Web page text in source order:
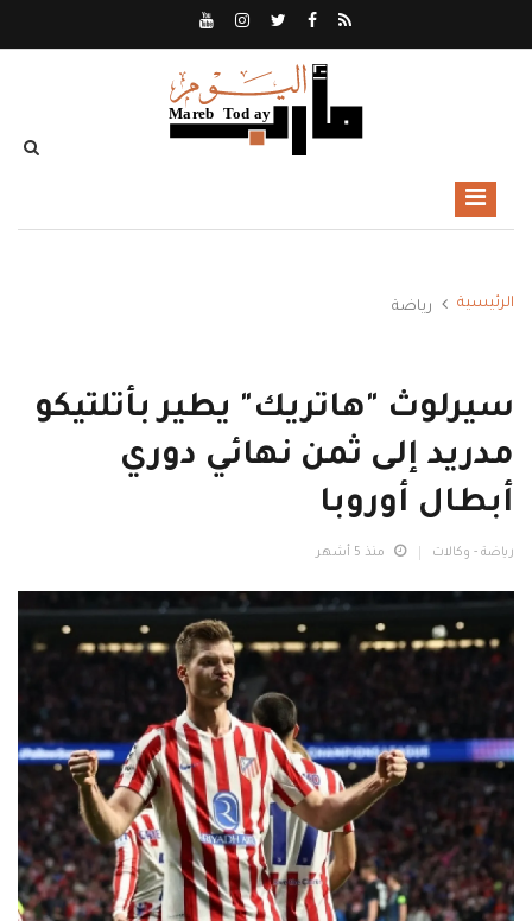
الرئيسية رياضة
سيرلوث "هاتريك" يطير بأتلتيكو
مدريد إلى ثمن نهائي دوري
أبطال أوروبا
رياضة - وكالات منذ 5 أشهر